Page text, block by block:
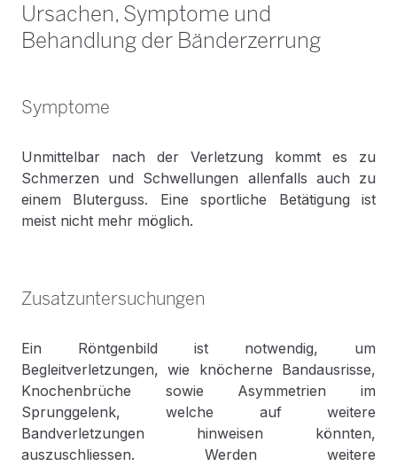
Ursachen, Symptome und
Behandlung der Bänderzerrung
Symptome
Unmittelbar nach der Verletzung kommt es zu
Schmerzen und Schwellungen allenfalls auch zu
einem Bluterguss. Eine sportliche Betätigung ist
meist nicht mehr möglich.
Zusatzuntersuchungen
Ein Röntgenbild ist notwendig, um
Begleitverletzungen, wie knöcherne Bandausrisse,
Knochenbrüche sowie Asymmetrien im
Sprunggelenk, welche auf weitere
Bandverletzungen hinweisen könnten,
auszuschliessen. Werden weitere